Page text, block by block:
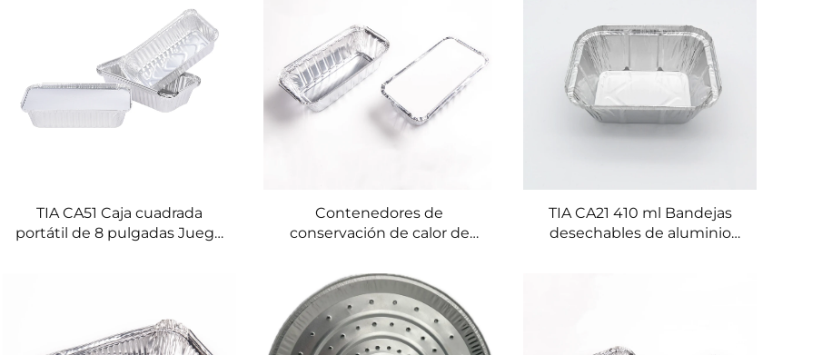
TIA CA51 Caja cuadrada
portátil de 8 pulgadas Juego
Contenedores de
conservación de calor de
alimentos, cierre hermético,
venta directa de fábrica TIA
CA53 para envases de
aluminio para alimentos
TIA CA21 410 ml Bandejas
desechables de aluminio